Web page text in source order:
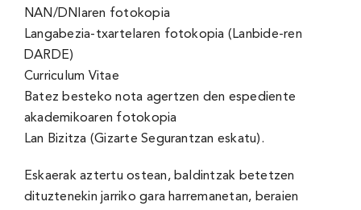
NAN/DNIaren fotokopia
Langabezia-txartelaren fotokopia (Lanbide-ren
DARDE)
Curriculum Vitae
Batez besteko nota agertzen den espediente
akademikoaren fotokopia
Lan Bizitza (Gizarte Segurantzan eskatu).
Eskaerak aztertu ostean, baldintzak betetzen
dituztenekin jarriko gara harremanetan, beraien